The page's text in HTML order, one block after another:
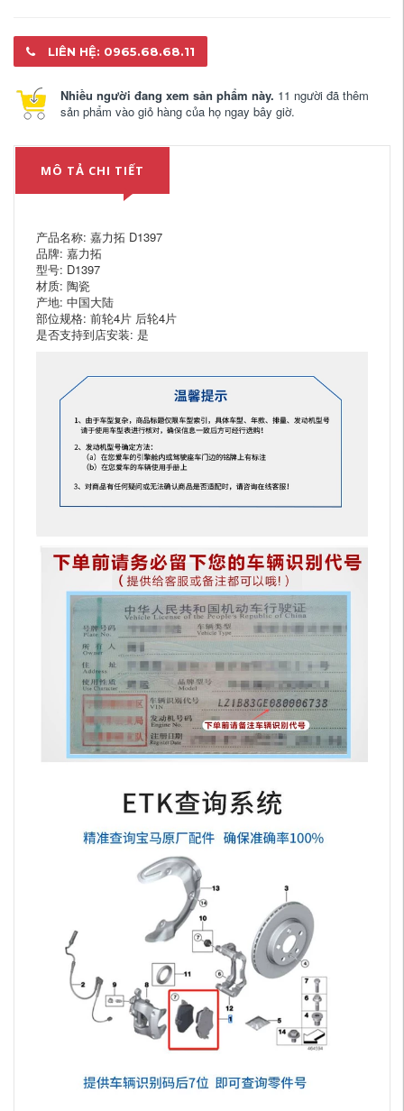
LIÊN HỆ: 0965.68.68.11
Nhiều người đang xem sản phẩm này. 11 người đã thêm
sản phẩm vào giỏ hàng của họ ngay bây giờ.
MÔ TẢ CHI TIẾT
产品名称: 嘉力拓 D1397
品牌: 嘉力拓
型号: D1397
材质: 陶瓷
产地: 中国大陆
部位规格: 前轮4片 后轮4片
是否支持到店安装: 是